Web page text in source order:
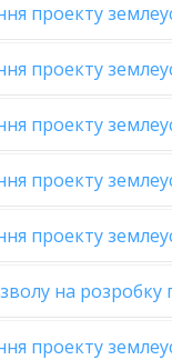
проекту
проекту
проекту
проекту
проекту
на розробку
проекту